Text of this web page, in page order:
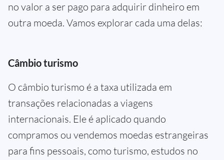
no valor a ser pago para adquirir dinheiro em
outra moeda. Vamos explorar cada uma delas:
Câmbio turismo
O câmbio turismo é a taxa utilizada em
transações relacionadas a viagens
internacionais. Ele é aplicado quando
compramos ou vendemos moedas estrangeiras
para fins pessoais, como turismo, estudos no